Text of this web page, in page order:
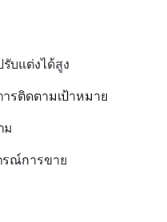
บแต่งได้สูง
รติดตามเป้าหมาย
ม
รณ์การขาย